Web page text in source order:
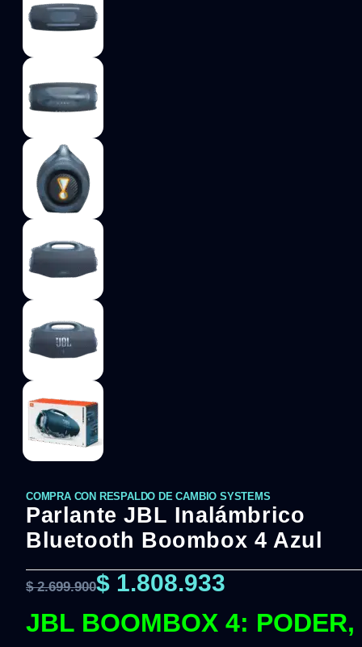
COMPRA CON RESPALDO DE CAMBIO SYSTEMS
Parlante JBL Inalámbrico
Bluetooth Boombox 4 Azul
$2.699.900$ 1.808.933
JBL BOOMBOX 4: PODER,